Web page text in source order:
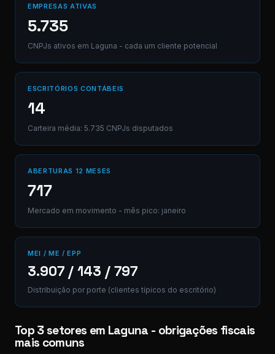
EMPRESAS ATIVAS
5.735
CNPJs ativos em Laguna - cada um cliente potencial
ESCRITÓRIOS CONTÁBEIS
14
Carteira média: 5.735 CNPJs disputados
ABERTURAS 12 MESES
717
Mercado em movimento - mês pico: janeiro
MEI / ME / EPP
3.907 / 143 / 797
Distribuição por porte (clientes típicos do escritório)
Top 3 setores em Laguna - obrigações fiscais
mais comuns